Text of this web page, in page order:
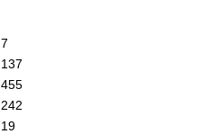
7
137
455
242
19